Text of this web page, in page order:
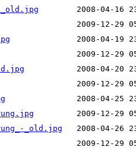
_old.jpg
_old.jpg